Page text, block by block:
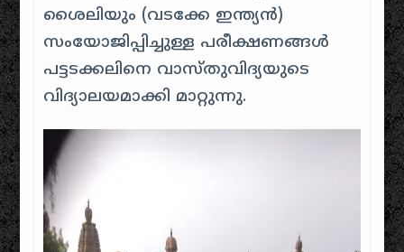
ശൈലിയും (വടക്കേ ഇന്ത്യൻ)
സംയോജിപ്പിച്ചുള്ള പരീക്ഷണങ്ങൾ
പട്ടടക്കലിനെ വാസ്തുവിദ്യയുടെ
വിദ്യാലയമാക്കി മാറ്റുന്നു.